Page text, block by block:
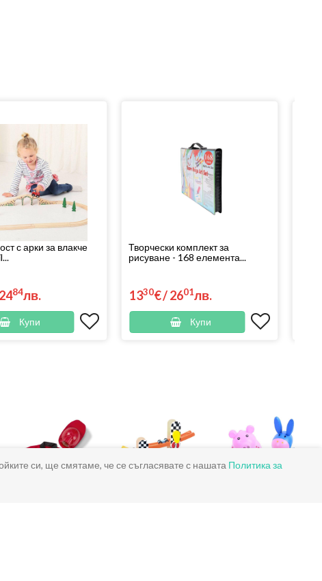
с арки за влакче
2484лв.
Купи
Творчески комплект за
рисуване - 168 елемента...
1330€/2601лв.
Купи
си, ще смятаме, че се съгласявате с нашата Политика за